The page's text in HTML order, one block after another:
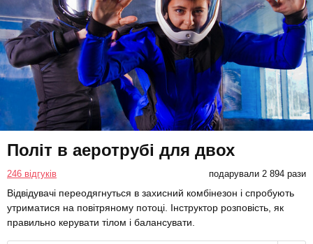
Політ в аеротрубі для двох
246 відгуків подарували 2 894 рази
Відвідувачі переодягнуться в захисний комбінезон і спробують
утриматися на повітряному потоці. Інструктор розповість, як
правильно керувати тілом і балансувати.